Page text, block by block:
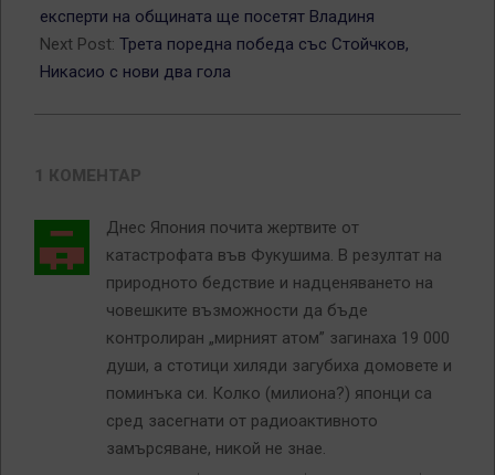
10
експерти на общината ще посетят Владиня
Next Post: Трета поредна победа със Стойчков,
Никасио с нови два гола
1 КОМЕНТАР
Днес Япония почита жертвите от
катастрофата във Фукушима. В резултат на
природното бедствие и надценяването на
човешките възможности да бъде
контролиран „мирният атом” загинаха 19 000
души, а стотици хиляди загубиха домовете и
поминъка си. Колко (милиона?) японци са
сред засегнати от радиоактивното
замърсяване, никой не знае.